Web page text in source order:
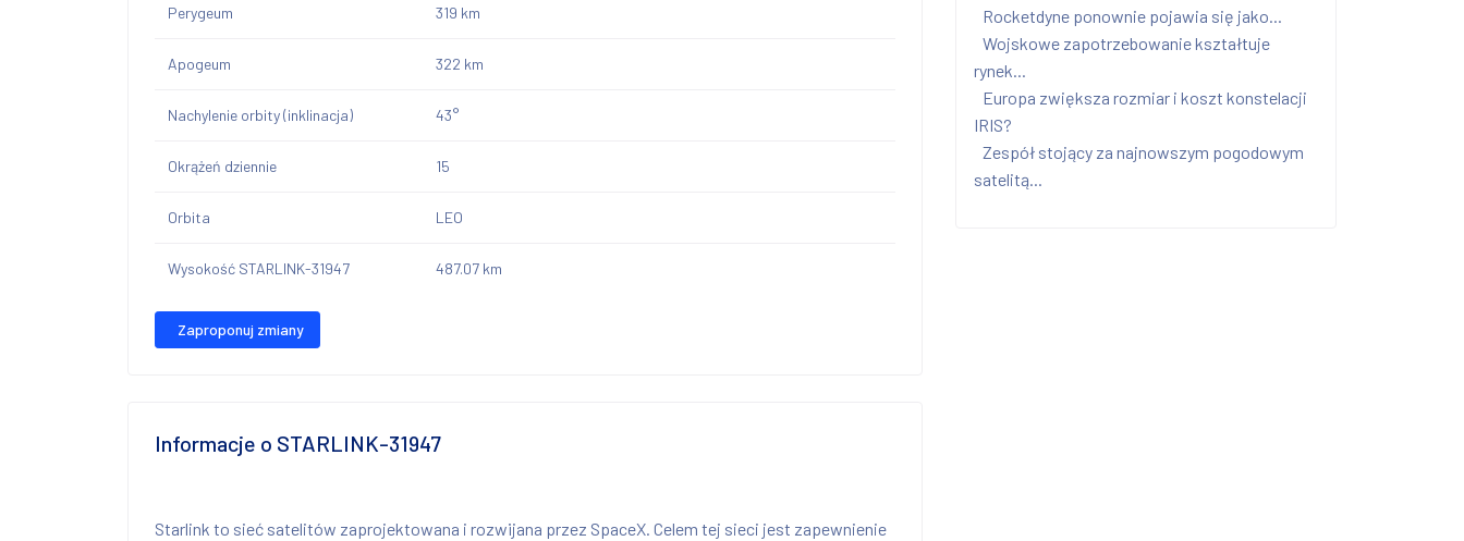
Perygeum 319 km
Apogeum 322 km
Nachylenie orbity (inklinacja) 43°
Okrążeń dziennie 15
Orbita LEO
Wysokość STARLINK-31947 487.07 km
Zaproponuj zmiany
Informacje o STARLINK-31947
Starlink to sieć satelitów zaprojektowana i rozwijana przez SpaceX. Celem tej sieci jest zapewnienie
Rocketdyne ponownie pojawia się jako...
Wojskowe zapotrzebowanie kształtuje
rynek...
Europa zwiększa rozmiar i koszt konstelacji
IRIS?
Zespół stojący za najnowszym pogodowym
satelitą...